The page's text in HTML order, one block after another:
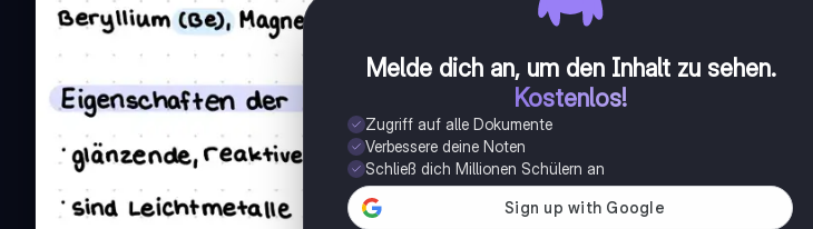
Melde dich an, um den Inhalt zu sehen.
Kostenlos!
Zugriff auf alle Dokumente
Verbessere deine Noten
Schließ dich Millionen Schülern an